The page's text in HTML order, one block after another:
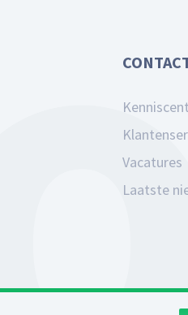
Vacatures
Laatste